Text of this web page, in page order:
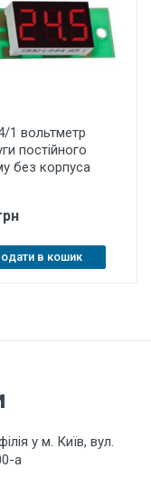
1 вольтметр
постійного
без корпуса
в кошик
у м. Київ, вул.
а